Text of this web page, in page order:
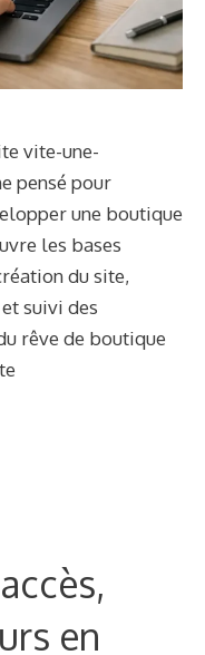
vite-une-
pensé pour
une boutique
les bases
du site,
suivi des
rêve de boutique
en